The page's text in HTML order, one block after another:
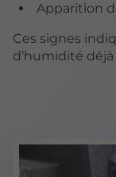
Apparition
Ces signes
d’humidité